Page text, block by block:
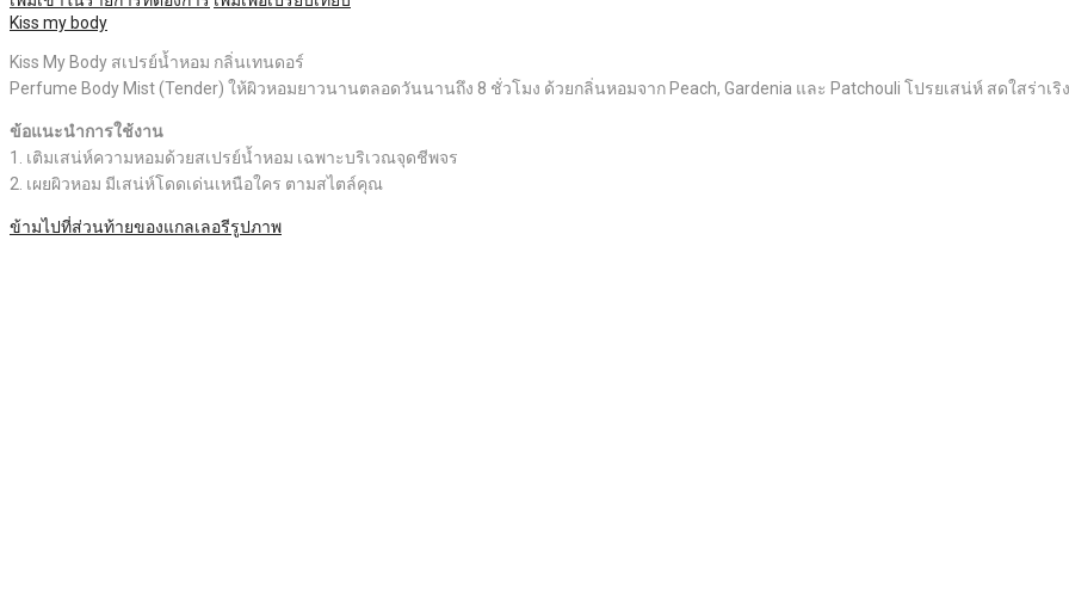
Kiss my body
Kiss My Body สเปรย์น้ำหอม กลิ่นเทนดอร์
Perfume Body Mist (Tender) ให้ผิวหอมยาวนานตลอดวันนานถึง 8 ชั่วโมง ด้วยกลิ่นหอมจาก Peach, Gardenia และ Patchouli โปรยเสน่ห์ สดใสร่าเ
ข้อแนะนำการใช้งาน
1. เติมเสน่ห์ความหอมด้วยสเปรย์น้ำหอม เฉพาะบริเวณจุดชีพจร
2. เผยผิวหอม มีเสน่ห์โดดเด่นเหนือใคร ตามสไตล์คุณ
ข้ามไปที่ส่วนท้ายของแกลเลอรีรูปภาพ